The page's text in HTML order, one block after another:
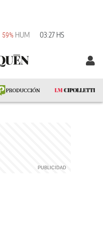
59% HUM 03:27 HS